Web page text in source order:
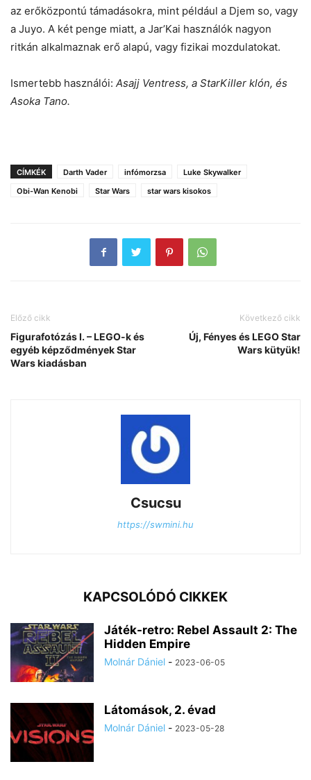
az erőközpontú támadásokra, mint például a Djem so, vagy
a Juyo. A két penge miatt, a Jar’Kai használók nagyon
ritkán alkalmaznak erő alapú, vagy fizikai mozdulatokat.
Ismertebb használói: Asajj Ventress, a StarKiller klón, és
Asoka Tano.
CÍMKÉK Darth Vader infómorzsa
Luke Skywalker
Obi-Wan Kenobi
Star Wars star wars kisokos
Előző cikk
Figurafotózás I. – LEGO-k és
egyéb képződmények Star
Wars kiadásban
Következő cikk
Új, Fényes és LEGO Star
Wars kütyük!
Csucsu
https://swmini.hu
KAPCSOLÓDÓ CIKKEK
Játék-retro: Rebel Assault 2: The
Hidden Empire
Molnár Dániel - 2023-06-05
Látomások, 2. évad
Molnár Dániel - 2023-05-28